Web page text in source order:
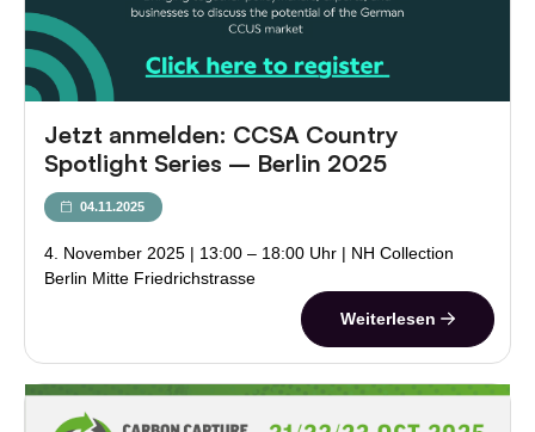
Jetzt anmelden: CCSA Country
Spotlight Series – Berlin 2025
04.11.2025
4. November 2025 | 13:00 – 18:00 Uhr | NH Collection
Berlin Mitte Friedrichstrasse
Weiterlesen